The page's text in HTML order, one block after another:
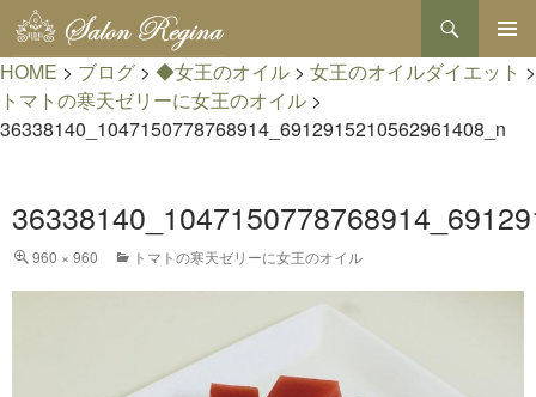
検
索
メインメ
ニュー
ン
ツ
キ
ッ
HOME > ブログ > ◆女王のオイル > 女王のオイルダイエット >
トマトの寒天ゼリーに女王のオイル >
36338140_1047150778768914_6912915210562961408_n
960 × 960 トマトの寒天ゼリーに女王のオイル